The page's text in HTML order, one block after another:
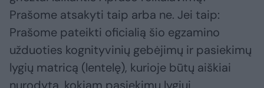
Prašome atsakyti taip arba ne. Jei taip:
Prašome pateikti oficialią šio egzamino
užduoties kognityvinių gebėjimų ir pasiekimų
lygių matricą (lentelę), kurioje būtų aiškiai